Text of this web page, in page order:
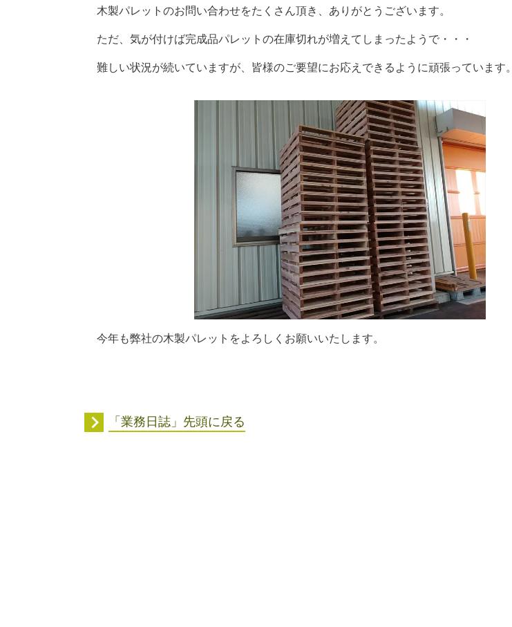
木製パレットのお問い合わせをたくさん頂き、ありがとうございます。
ただ、気が付けば完成品パレットの在庫切れが増えてしまったようで・・・
難しい状況が続いていますが、皆様のご要望にお応えできるように頑張っています。
今年も弊社の木製パレットをよろしくお願いいたします。
「業務日誌」先頭に戻る